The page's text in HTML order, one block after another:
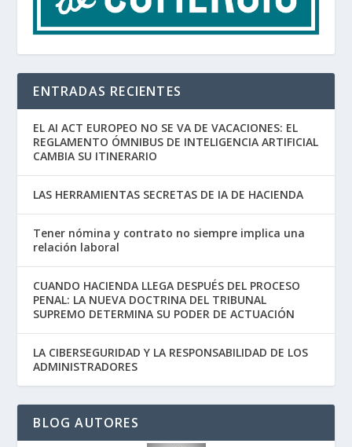
ENTRADAS RECIENTES
EL AI ACT EUROPEO NO SE VA DE VACACIONES: EL
REGLAMENTO ÓMNIBUS DE INTELIGENCIA ARTIFICIAL
CAMBIA SU ITINERARIO
LAS HERRAMIENTAS SECRETAS DE IA DE HACIENDA
Tener nómina y contrato no siempre implica una
relación laboral
CUANDO HACIENDA LLEGA DESPUÉS DEL PROCESO
PENAL: LA NUEVA DOCTRINA DEL TRIBUNAL
SUPREMO DETERMINA SU PODER DE ACTUACIÓN
LA CIBERSEGURIDAD Y LA RESPONSABILIDAD DE LOS
ADMINISTRADORES
BLOG AUTORES